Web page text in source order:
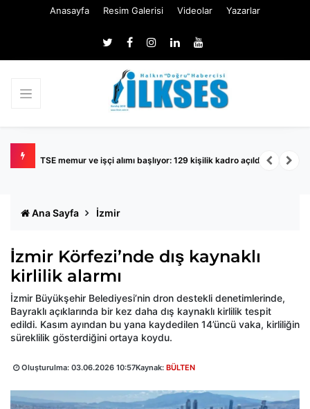
Anasayfa Resim Galerisi Videolar Yazarlar
TSE memur ve işçi alımı başlıyor: 129 kişilik kadro açıldı
Ana Sayfa İzmir
İzmir Körfezi’nde dış kaynaklı
kirlilik alarmı
İzmir Büyükşehir Belediyesi’nin dron destekli denetimlerinde,
Bayraklı açıklarında bir kez daha dış kaynaklı kirlilik tespit
edildi. Kasım ayından bu yana kaydedilen 14’üncü vaka, kirliliğin
süreklilik gösterdiğini ortaya koydu.
Oluşturulma: 03.06.2026 10:57Kaynak: BÜLTEN